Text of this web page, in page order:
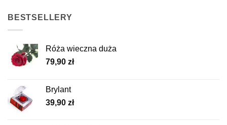
BESTSELLERY
Róża wieczna duża
79,90 zł
Brylant
39,90 zł